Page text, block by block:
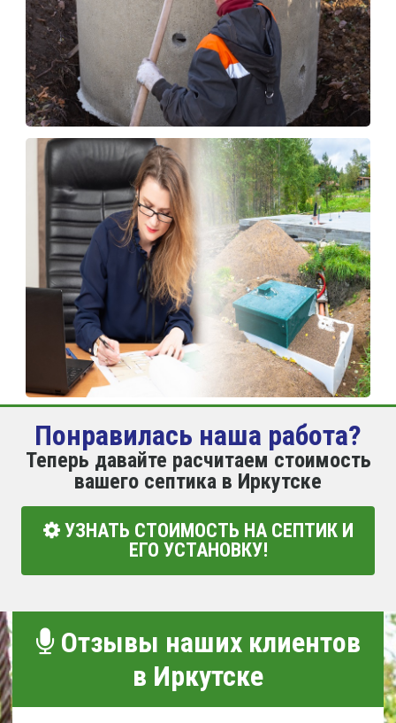
Понравилась наша работа?
Теперь давайте расчитаем стоимость
вашего септика в Иркутске
УЗНАТЬ СТОИМОСТЬ НА СЕПТИК И
ЕГО УСТАНОВКУ!
Отзывы наших клиентов
в Иркутске